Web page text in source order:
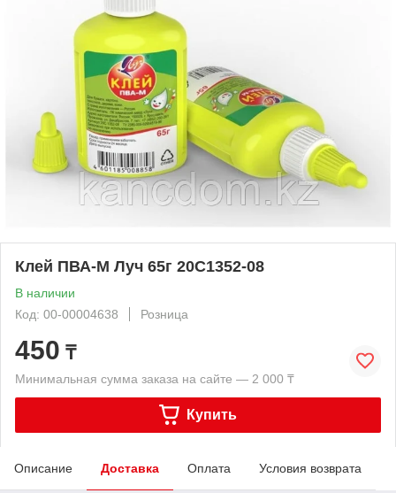
Клей ПВА-М Луч 65г 20C1352-08
В наличии
Код: 00-00004638
Розница
450 ₸
Минимальная сумма заказа на сайте — 2 000 ₸
Купить
Описание Доставка Оплата Условия возврата